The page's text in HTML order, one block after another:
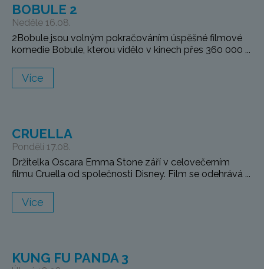
BOBULE 2
Neděle 16.08.
2Bobule jsou volným pokračováním úspěšné filmové
komedie Bobule, kterou vidělo v kinech přes 360 000 ...
Více
CRUELLA
Pondělí 17.08.
Držitelka Oscara Emma Stone září v celovečerním
filmu Cruella od společnosti Disney. Film se odehrává ...
Více
KUNG FU PANDA 3